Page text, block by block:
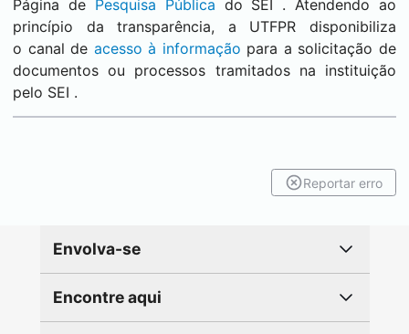
Página de Pesquisa Pública do SEI . Atendendo ao
princípio da transparência, a UTFPR disponibiliza
o canal de acesso à informação para a solicitação de
documentos ou processos tramitados na instituição
pelo SEI .
Reportar erro
Envolva-se
Encontre aqui